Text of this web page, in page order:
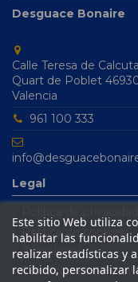
Desguace Bonaire
Calle Teresa de
Quart de Poblet
Valencia
961 100 333
Legal
Política de cookies
Aviso legal
Condiciones de
Este sitio Web utiliza
habilitar las
realizar estadísticas y
recibido, personalizar